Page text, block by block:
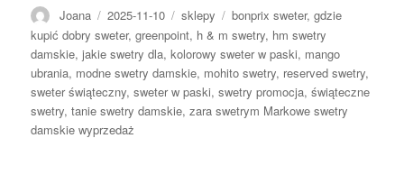
Autor
Joana Opublikowano
2025-11-10 Kategorie
sklepy Tagi
bonprix sweter,gdzie
kupić dobry sweter,greenpoint, h & m swetry, hm swetry
damskie,jakie swetry dla,kolorowy sweter w paski, mango
ubrania, modne swetry damskie, mohito swetry, reserved swetry,
sweter świąteczny,sweter w paski,swetry promocja,świąteczne
swetry,tanie swetry damskie,zara swetrym Markowe swetry
damskie wyprzedaż